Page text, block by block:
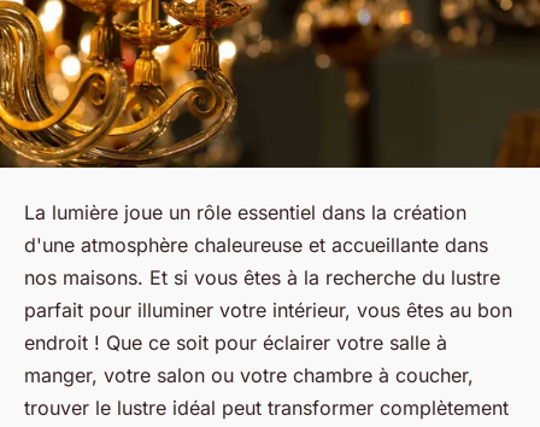
La lumière joue un rôle essentiel dans la création
d'une atmosphère chaleureuse et accueillante dans
nos maisons. Et si vous êtes à la recherche du lustre
parfait pour illuminer votre intérieur, vous êtes au bon
endroit ! Que ce soit pour éclairer votre salle à
manger, votre salon ou votre chambre à coucher,
trouver le lustre idéal peut transformer complètement